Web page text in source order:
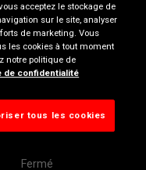
13:00-18:30
Fermé
acceptez le stockage de
sur le site, analyser
de marketing. Vous
les cookies à tout moment
notre politique de
de confidentialité
tous les cookies